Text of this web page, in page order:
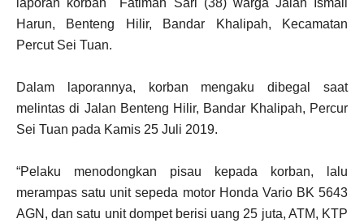
laporan korban Fatimah Sari (38) warga Jalan Ismail
Harun, Benteng Hilir, Bandar Khalipah, Kecamatan
Percut Sei Tuan.
Dalam laporannya, korban mengaku dibegal saat
melintas di Jalan Benteng Hilir, Bandar Khalipah, Percur
Sei Tuan pada Kamis 25 Juli 2019.
“Pelaku menodongkan pisau kepada korban, lalu
merampas satu unit sepeda motor Honda Vario BK 5643
AGN, dan satu unit dompet berisi uang 25 juta, ATM, KTP